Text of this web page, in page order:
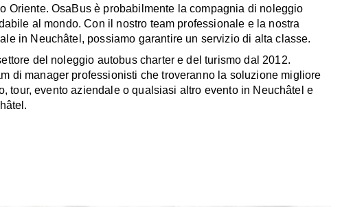
Oriente. OsaBus è probabilmente la compagnia di noleggio
al mondo. Con il nostro team professionale e la nostra
in Neuchâtel, possiamo garantire un servizio di alta classe.
del noleggio autobus charter e del turismo dal 2012.
di manager professionisti che troveranno la soluzione migliore
tour, evento aziendale o qualsiasi altro evento in Neuchâtel e